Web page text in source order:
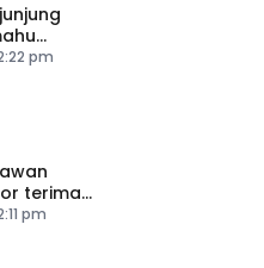
pm
terima
pm